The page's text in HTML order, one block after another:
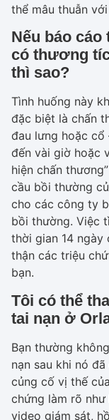
thể mâu thuẫn
Nếu báo cáo
có thương
thì sao?
Tình huống này
đặc biệt là chấn
đau lưng hoặc cổ
đến vài giờ hoặc
hiện chấn
cầu bồi thường
cho các công ty
bồi thường. Việc
thời gian 14 ngày
thận các triệu
bạn.
Tôi có thể
tai nạn ở
Bạn thường
nạn sau khi nó
củng cố vị thế
chứng làm rõ như
video giám sát,